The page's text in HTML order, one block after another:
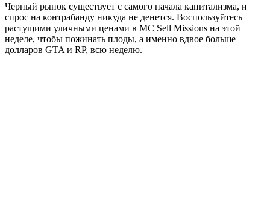
Черный рынок существует с самого начала капитализма, и
спрос на контрабанду никуда не денется. Воспользуйтесь
растущими уличными ценами в MC Sell Missions на этой
неделе, чтобы пожинать плоды, а именно вдвое больше
долларов GTA и RP, всю неделю.